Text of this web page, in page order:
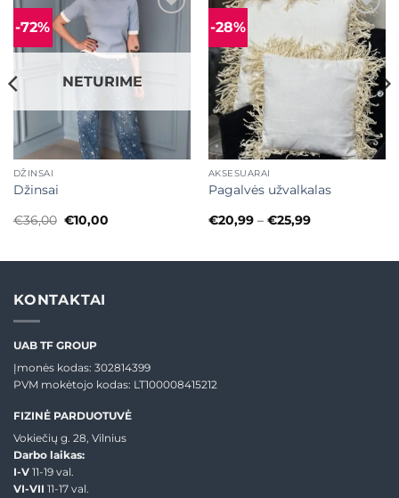
-72% Mėgstamiausias
NETURIME
DŽINSAI
Džinsai
€36,00 Original
price
€10,00Current
-28% Mėgstamiausias
AKSESUARAI
Pagalvės užvalkalas
€20,99 – €25,99Price
€25,99
KONTAKTAI
UAB TF GROUP
Įmonės kodas: 302814399
PVM mokėtojo kodas: LT100008415212
FIZINĖ PARDUOTUVĖ
Vokiečių g. 28, Vilnius
Darbo laikas:
I-V 11-19 val.
VI-VII 11-17 val.